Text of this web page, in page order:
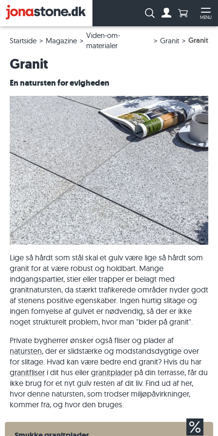
MENU
Søg: Antal
Startside Magazine
Viden-om-
materialer
Granit Granit
Granit
En natursten for evigheden
Lige så hårdt som stål skal et gulv være lige så hårdt som
granit for at være robust og holdbart. Mange
indgangspartier, stier eller trapper er belagt med
granitnatursten, da stærkt trafikerede områder nyder godt
af stenens positive egenskaber. Ingen hurtig slitage og
ingen fornyelse af gulvet er nødvendig, så der er ikke
noget strukturelt problem, hvor man "bider på granit".
Private bygherrer ønsker også fliser og plader af
natursten, der er slidstærke og modstandsdygtige over
for slitage. Hvad kan være bedre end granit? Hvis du har
granitfliser i dit hus eller granitplader på din terrasse, får du
ikke brug for et nyt gulv resten af dit liv. Find ud af her,
hvor denne natursten, som trodser miljøpåvirkninger,
kommer fra, og hvor den bruges.